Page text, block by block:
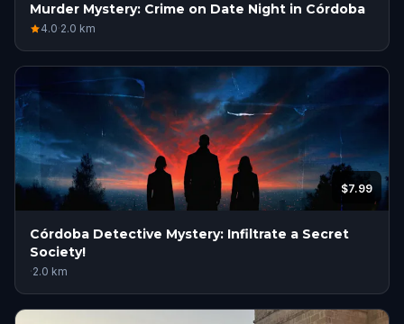
Murder Mystery: Crime on Date Night in Córdoba
4.0·2.0 km
$7.99
Córdoba Detective Mystery: Infiltrate a Secret
Society!
·2.0 km